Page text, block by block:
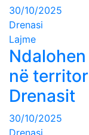
30/10/2025
Drenasi
Lajme
në
Drenasit
30/10/2025
Drenasi